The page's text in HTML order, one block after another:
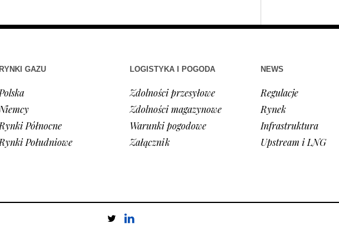
RYNKI GAZU
Polska
Niemcy
Rynki Północne
Rynki Południowe
LOGISTYKA I POGODA
Zdolności przesyłowe
Zdolności magazynowe
Warunki pogodowe
Załącznik
NEWS
Regulacje
Rynek
Infrastruktura
Upstream i LNG